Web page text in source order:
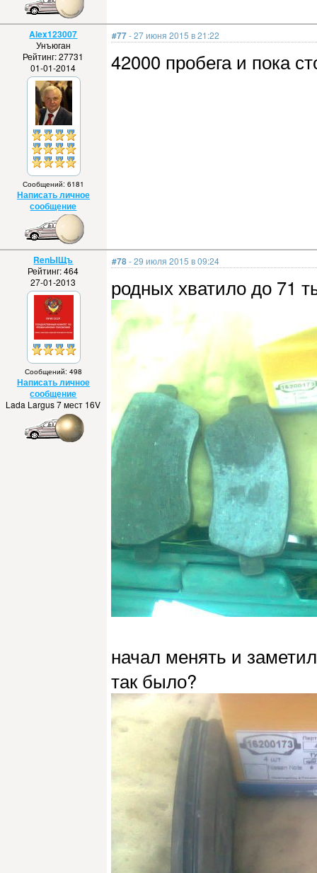
Alex123007
Унъюган
Рейтинг: 27731
01-01-2014
Сообщений: 6181
Написать личное
сообщение
#77- 27 июня 2015 в 21:22
42000 пробега и пока
RenЫЩъ
Рейтинг: 464
27-01-2013
Сообщений: 498
Написать личное
сообщение
Lada Largus 7 мест 16V
#78- 29 июля 2015 в 09:24
родных хватило до 71
начал менять и
так было?